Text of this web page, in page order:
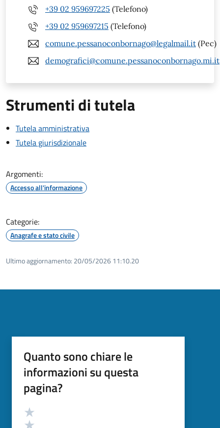
+39 02 959697225 (Telefono)
+39 02 959697215 (Telefono)
comune.pessanoconbornago@legalmail.it (Pec)
demografici@comune.pessanoconbornago.mi.it
Strumenti di tutela
Tutela amministrativa
Tutela giurisdizionale
Argomenti:
Accesso all'informazione
Categorie:
Anagrafe e stato civile
Ultimo aggiornamento: 20/05/2026 11:10.20
Quanto sono chiare le
informazioni su questa
pagina?
Valutazione